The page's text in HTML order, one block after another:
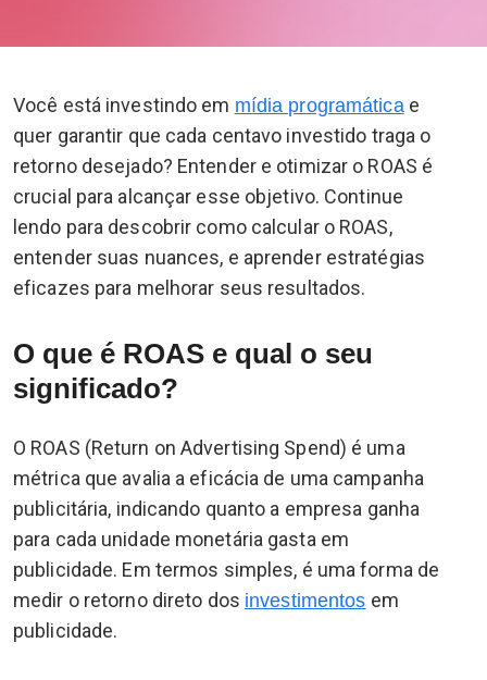
Você está investindo em mídia programáticae
quer garantir que cada centavo investido traga o
retorno desejado? Entender e otimizar o ROAS é
crucial para alcançar esse objetivo. Continue
lendo para descobrir como calcular o ROAS,
entender suas nuances, e aprender estratégias
eficazes para melhorar seus resultados.
O que é ROAS e qual o seu
significado?
O ROAS (Return on Advertising Spend) é uma
métrica que avalia a eficácia de uma campanha
publicitária, indicando quanto a empresa ganha
para cada unidade monetária gasta em
publicidade. Em termos simples, é uma forma de
medir o retorno direto dos investimentos em
publicidade.